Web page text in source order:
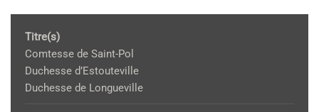
Titre(s)
Comtesse de Saint-Pol
Duchesse d’Estouteville
Duchesse de Longueville